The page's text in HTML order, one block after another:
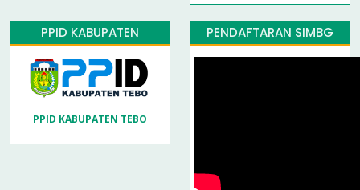
PPID KABUPATEN
PPID KABUPATEN TEBO
PENDAFTARAN SIMBG